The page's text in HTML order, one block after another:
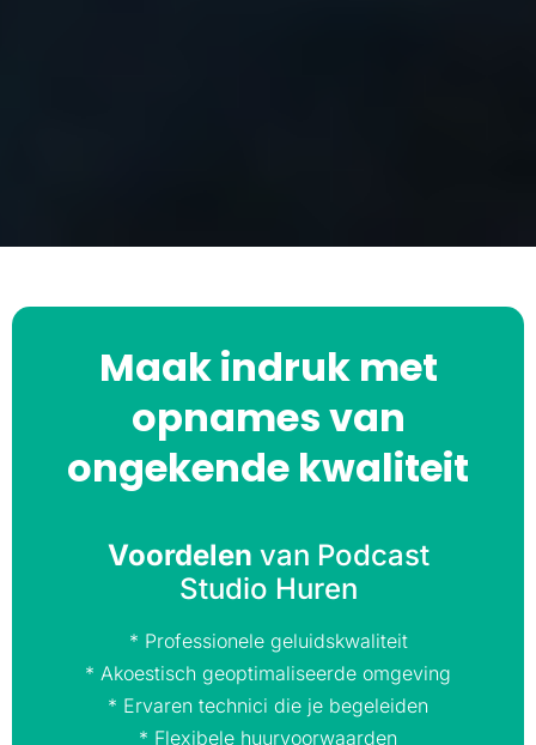
Maak indruk met
opnames van
ongekende kwaliteit
Voordelen van Podcast
Studio Huren
* Professionele geluidskwaliteit
* Akoestisch geoptimaliseerde omgeving
* Ervaren technici die je begeleiden
* Flexibele huurvoorwaarden